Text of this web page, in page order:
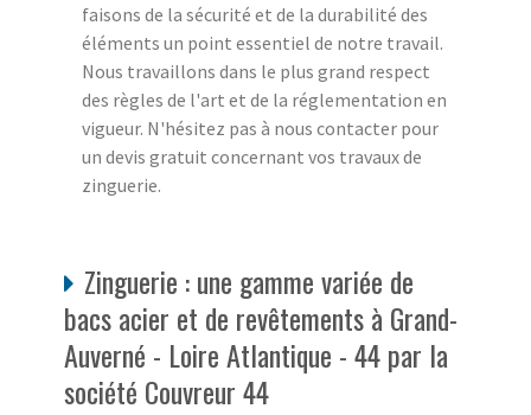
faisons de la sécurité et de la durabilité des
éléments un point essentiel de notre travail.
Nous travaillons dans le plus grand respect
des règles de l'art et de la réglementation en
vigueur. N'hésitez pas à nous contacter pour
un devis gratuit concernant vos travaux de
zinguerie.
Zinguerie : une gamme variée de
bacs acier et de revêtements à Grand-
Auverné - Loire Atlantique - 44 par la
société Couvreur 44